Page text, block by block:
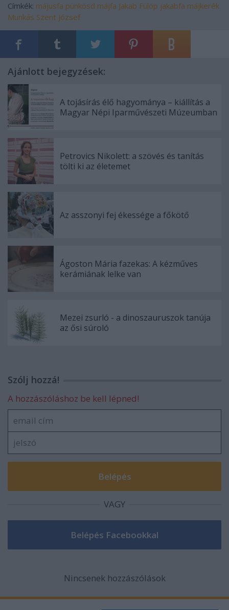
Címkék: májusfa pünkösd májfa Jakab Fülöp jakabfa májkerék
Munkás Szent József
Ajánlott bejegyzések:
A tojásírás élő hagyománya – kiállítás a
Magyar Népi Iparművészeti Múzeumban
Petrovics Nikolett: a szövés és tanítás
tölti ki az életemet
Az asszonyi fej ékessége a főkötő
Ágoston Mária fazekas: A kézműves
kerámiának lelke van
Mezei zsurló - a dinoszauruszok tanúja
az ősi súroló
Szólj hozzá!
A hozzászóláshoz be kell lépned!
VAGY
Nincsenek hozzászólások